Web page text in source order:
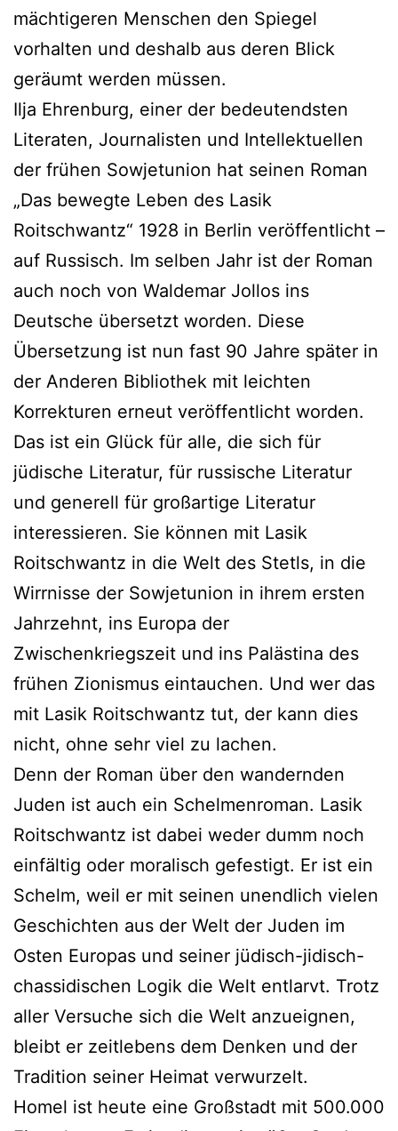
mächtigeren Menschen den Spiegel
vorhalten und deshalb aus deren Blick
geräumt werden müssen.
Ilja Ehrenburg, einer der bedeutendsten
Literaten, Journalisten und Intellektuellen
der frühen Sowjetunion hat seinen Roman
„Das bewegte Leben des Lasik
Roitschwantz“ 1928 in Berlin veröffentlicht –
auf Russisch. Im selben Jahr ist der Roman
auch noch von Waldemar Jollos ins
Deutsche übersetzt worden. Diese
Übersetzung ist nun fast 90 Jahre später in
der Anderen Bibliothek mit leichten
Korrekturen erneut veröffentlicht worden.
Das ist ein Glück für alle, die sich für
jüdische Literatur, für russische Literatur
und generell für großartige Literatur
interessieren. Sie können mit Lasik
Roitschwantz in die Welt des Stetls, in die
Wirrnisse der Sowjetunion in ihrem ersten
Jahrzehnt, ins Europa der
Zwischenkriegszeit und ins Palästina des
frühen Zionismus eintauchen. Und wer das
mit Lasik Roitschwantz tut, der kann dies
nicht, ohne sehr viel zu lachen.
Denn der Roman über den wandernden
Juden ist auch ein Schelmenroman. Lasik
Roitschwantz ist dabei weder dumm noch
einfältig oder moralisch gefestigt. Er ist ein
Schelm, weil er mit seinen unendlich vielen
Geschichten aus der Welt der Juden im
Osten Europas und seiner jüdisch-jidisch-
chassidischen Logik die Welt entlarvt. Trotz
aller Versuche sich die Welt anzueignen,
bleibt er zeitlebens dem Denken und der
Tradition seiner Heimat verwurzelt.
Homel ist heute eine Großstadt mit 500.000